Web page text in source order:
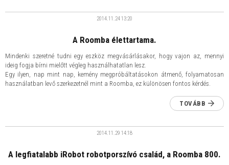
A Roomba élettartama.
2014.11.2413:20
Mindenki szeretné tudni egy eszköz megvásárlásakor, hogy vajon az, mennyi
ideig fogja bírni mielőtt végleg használhatatlan lesz.
Egy ilyen, nap mint nap, kemény megpróbáltatásokon átmenő, folyamatosan
használatban levő szerkezetnél mint a Roomba, ez különösen fontos kérdés.
TOVÁBB
A legfiatalabb iRobot robotporszívó család, a Roomba 800.
2014.11.29 14:18